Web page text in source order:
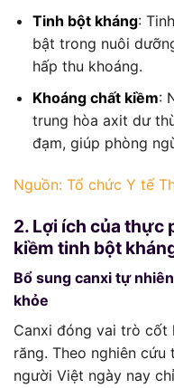
Tinh bột kháng:
bật trong nuôi
hấp thu khoáng.
Khoáng chất kiềm:
trung hòa axit dư
đạm, giúp phòng
Nguồn: Tổ chức Y tế
2. Lợi ích của thực
kiềm tinh bột
Bổ sung canxi tự
khỏe
Canxi đóng vai trò
răng. Theo nghiên cứu
người Việt ngày nay